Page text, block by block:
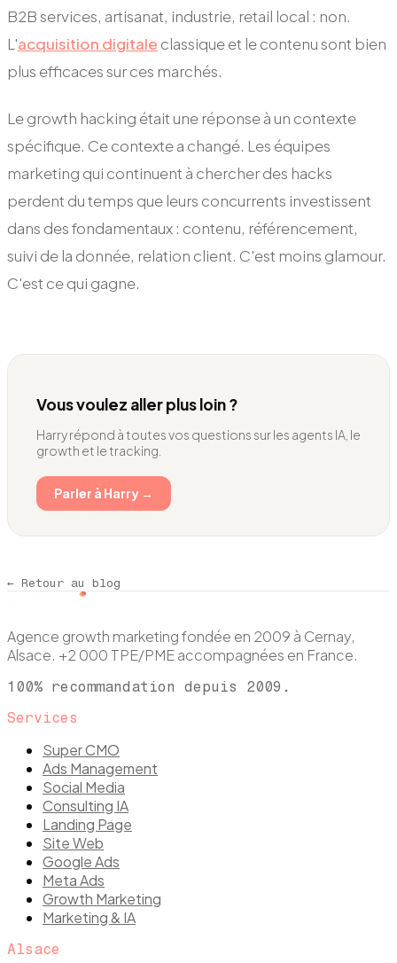
B2B services, artisanat, industrie, retail local : non.
L'acquisition digitale classique et le contenu sont bien
plus efficaces sur ces marchés.
Le growth hacking était une réponse à un contexte
spécifique. Ce contexte a changé. Les équipes
marketing qui continuent à chercher des hacks
perdent du temps que leurs concurrents investissent
dans des fondamentaux : contenu, référencement,
suivi de la donnée, relation client. C'est moins glamour.
C'est ce qui gagne.
Vous voulez aller plus loin ?
Harry répond à toutes vos questions sur les agents IA, le
growth et le tracking.
Parler à Harry →
← Retour au blog
Agence growth marketing fondée en 2009 à Cernay,
Alsace. +2 000 TPE/PME accompagnées en France.
100% recommandation depuis 2009.
Services
Super CMO
Ads Management
Social Media
Consulting IA
Landing Page
Site Web
Google Ads
Meta Ads
Growth Marketing
Marketing & IA
Alsace